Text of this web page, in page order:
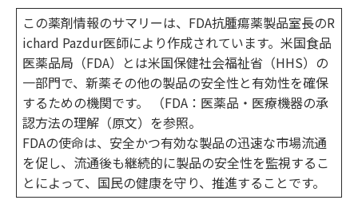
この薬剤情報のサマリーは、FDA抗腫瘍薬製品室長のR
ichard Pazdur医師により作成されています。米国食品
医薬品局（FDA）とは米国保健社会福祉省（HHS）の
一部門で、新薬その他の製品の安全性と有効性を確保
するための機関です。 （FDA：医薬品・医療機器の承
認方法の理解（原文）を参照。
FDAの使命は、安全かつ有効な製品の迅速な市場流通
を促し、流通後も継続的に製品の安全性を監視するこ
とによって、国民の健康を守り、推進することです。